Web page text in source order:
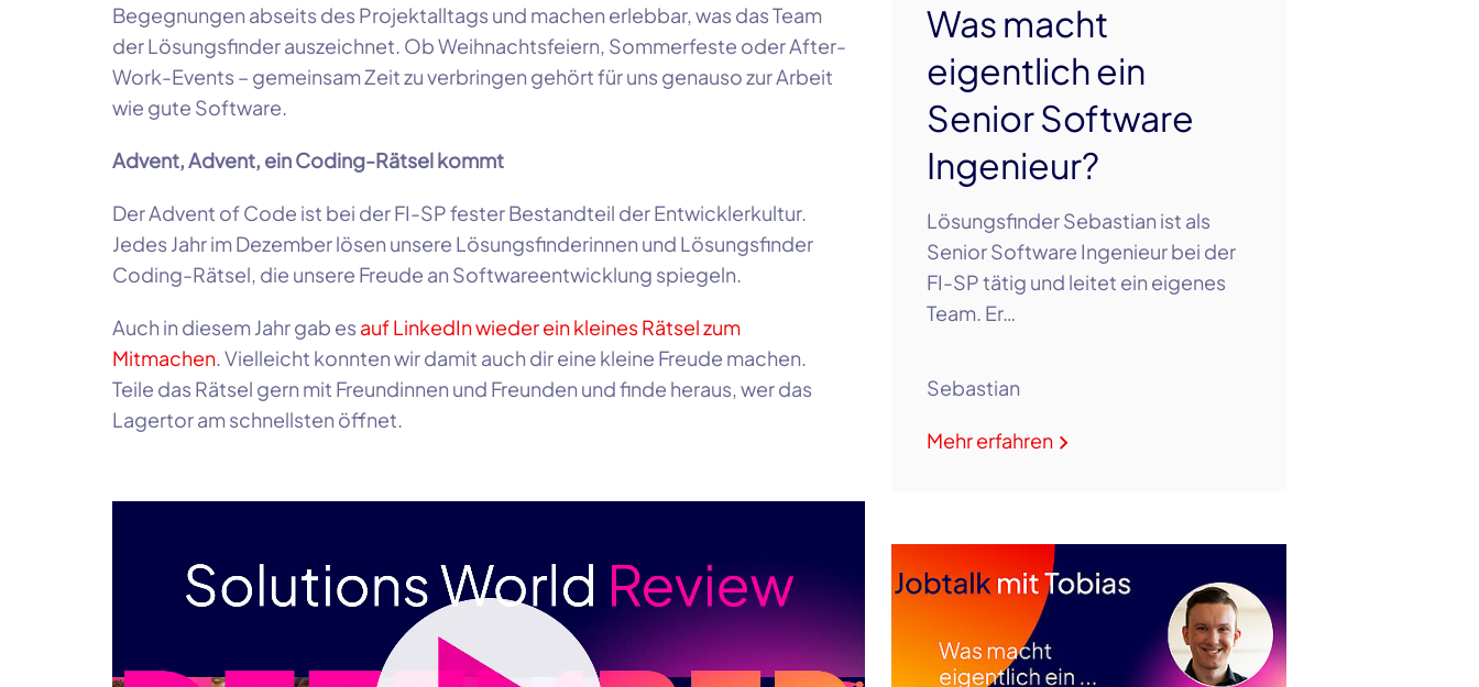
Begegnungen abseits des Projektalltags und machen erlebbar, was das Team
der Lösungsfinder auszeichnet. Ob Weihnachtsfeiern, Sommerfeste oder After-
Work-Events – gemeinsam Zeit zu verbringen gehört für uns genauso zur Arbeit
wie gute Software.
Advent, Advent, ein Coding-Rätsel kommt
Der Advent of Code ist bei der FI-SP fester Bestandteil der Entwicklerkultur.
Jedes Jahr im Dezember lösen unsere Lösungsfinderinnen und Lösungsfinder
Coding-Rätsel, die unsere Freude an Softwareentwicklung spiegeln.
Auch in diesem Jahr gab es auf LinkedIn wieder ein kleines Rätsel zum
Mitmachen. Vielleicht konnten wir damit auch dir eine kleine Freude machen.
Teile das Rätsel gern mit Freundinnen und Freunden und finde heraus, wer das
Lagertor am schnellsten öffnet.
Was macht
eigentlich ein
Senior Software
Ingenieur?
Lösungsfinder Sebastian ist als
Senior Software Ingenieur bei der
FI-SP tätig und leitet ein eigenes
Team. Er…
Sebastian
Mehr erfahren